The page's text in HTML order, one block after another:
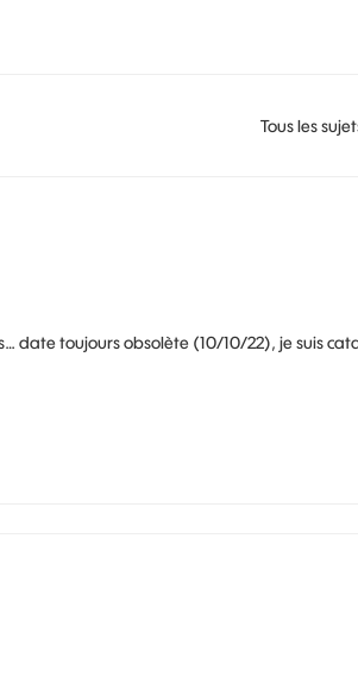
Tous les
date toujours obsolète (10/10/22), je suis